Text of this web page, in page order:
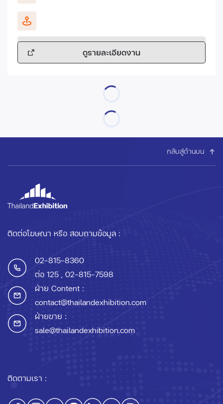
ดูรายละเอียดงาน
กลับสู่ด้านบน
ติดต่อโฆษณา หรือ สอบถามข้อมูล :
02-815-8360
ต่อ 125 , 02-815-7598
ฝ่าย Content :
contact@thailandexhibition.com
ฝ่ายขาย :
sale@thailandexhibition.com
ติดตามเรา :